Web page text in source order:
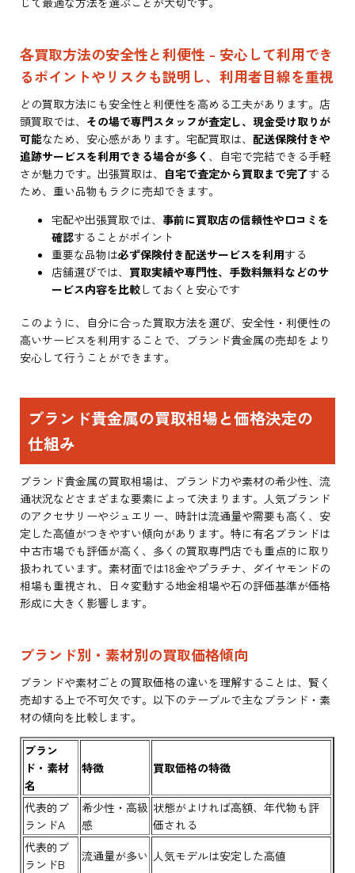
各買取方法の安全性と利便性 - 安心して利用でき
るポイントやリスクも説明し、利用者目線を重視
どの買取方法にも安全性と利便性を高める工夫があります。店
頭買取では、 その場で専門スタッフが査定し、現金受け取りが
可能なため、安心感があります。宅配買取は、配送保険付きや
追跡サービスを利用できる場合が多く 、自宅で完結できる手軽
さが魅力です。出張買取は、 自宅で査定から買取まで完了する
ため、重い品物もラクに売却できます。
宅配や出張買取では、 事前に買取店の信頼性や口コミを
確認することがポイント
重要な品物は必ず保険付き配送サービスを利用する
店舗選びでは、 買取実績や専門性、手数料無料などのサ
ービス内容を比較 しておくと安心です
このように、自分に合った買取方法を選び、安全性・利便性の
高いサービスを利用することで、ブランド貴金属の売却をより
安心して行うことができます。
ブランド貴金属の買取相場と価格決定の
仕組み
ブランド貴金属の買取相場は、ブランド力や素材の希少性、流
通状況などさまざまな要素によって決まります。人気ブランド
のアクセサリーやジュエリー、時計は流通量や需要も高く、安
定した高値がつきやすい傾向があります。特に有名ブランドは
中古市場でも評価が高く、多くの買取専門店でも重点的に取り
扱われています。素材面では18金やプラチナ、ダイヤモンドの
相場も重視され、日々変動する地金相場や石の評価基準が価格
形成に大きく影響します。
ブランド別・素材別の買取価格傾向
ブランドや素材ごとの買取価格の違いを理解することは、賢く
売却する上で不可欠です。以下のテーブルで主なブランド・素
材の傾向を比較します。
ブラン
ド・素材
名
特徴 買取価格の特徴
代表的ブ
ランドA
希少性・高級
感
状態がよければ高額、年代物も評
価される
代表的ブ
ランドB
流通量が多い 人気モデルは安定した高値